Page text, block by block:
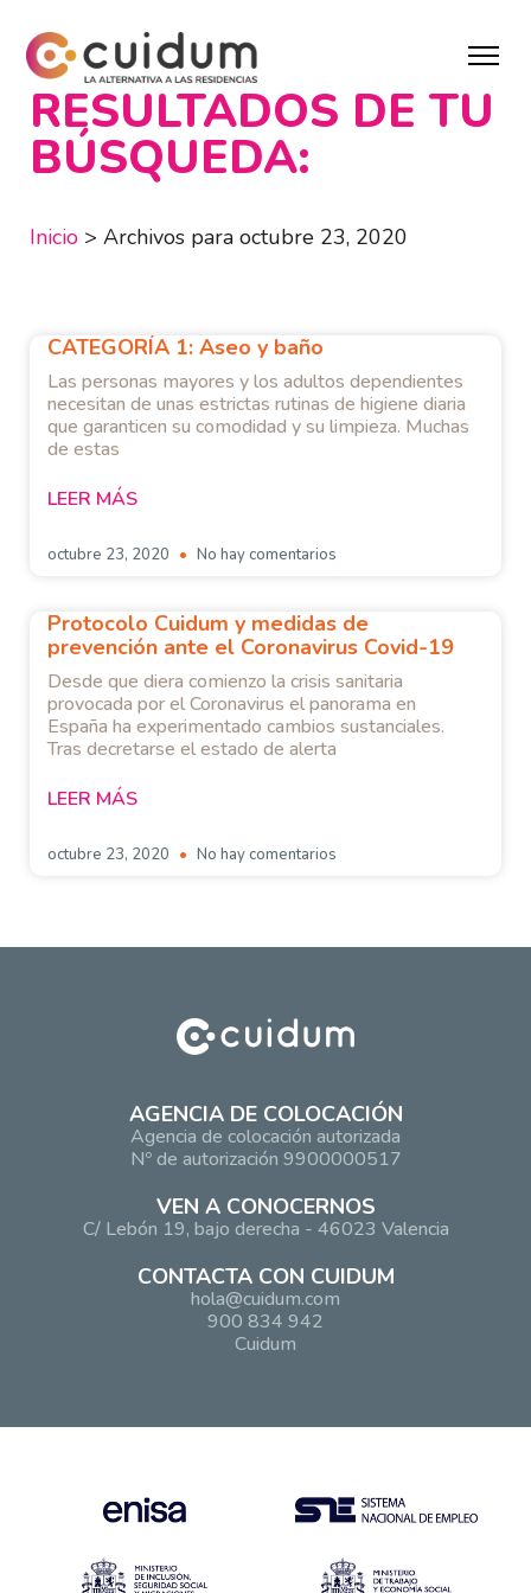
RESULTADOS DE TU
BÚSQUEDA:
Inicio > Archivos para octubre 23, 2020
CATEGORÍA 1: Aseo y baño
Las personas mayores y los adultos dependientes
necesitan de unas estrictas rutinas de higiene diaria
que garanticen su comodidad y su limpieza. Muchas
de estas
LEER MÁS
octubre 23, 2020 No hay comentarios
Protocolo Cuidum y medidas de
prevención ante el Coronavirus Covid-19
Desde que diera comienzo la crisis sanitaria
provocada por el Coronavirus el panorama en
España ha experimentado cambios sustanciales.
Tras decretarse el estado de alerta
LEER MÁS
octubre 23, 2020 No hay comentarios
AGENCIA DE COLOCACIÓN
Agencia de colocación autorizada
Nº de autorización 9900000517
VEN A CONOCERNOS
C/ Lebón 19, bajo derecha - 46023 Valencia
CONTACTA CON CUIDUM
hola@cuidum.com
900 834 942
Cuidum